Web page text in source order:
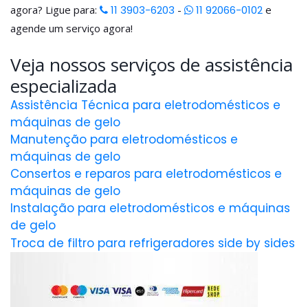
agora? Ligue para:
11 3903-6203 - 11 92066-0102 e
agende um serviço agora!
Veja nossos serviços de assistência
especializada
Assistência Técnica para eletrodomésticos e
máquinas de gelo
Manutenção para eletrodomésticos e
máquinas de gelo
Consertos e reparos para eletrodomésticos e
máquinas de gelo
Instalação para eletrodomésticos e máquinas
de gelo
Troca de filtro para refrigeradores side by sides